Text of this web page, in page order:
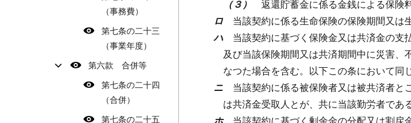
（事務費）
第七条の二十三
（事業年度）
第六款 合併等
第七条の二十四
（合併）
第七条の二十五
（３） 返還貯蓄金に係る金銭による保険
ロ 当該契約に係る生命保険の保険期間又は
ハ 当該契約に基づく保険金又は共済金の
及び当該保険期間又は共済期間中に災害、
なつた場合を含む。以下この条において同
ニ 当該契約に係る被保険者又は被共済者と
は共済金受取人とが、共に当該勤労者であ